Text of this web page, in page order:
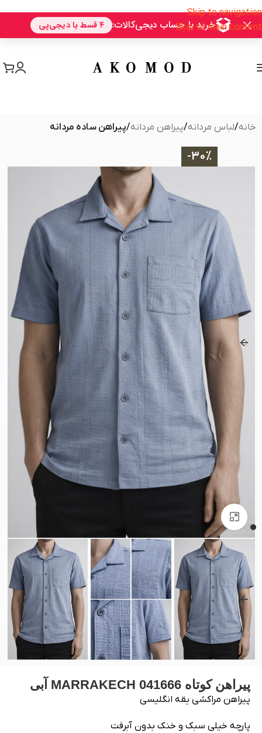
Skip to navigation
Skip to main content
خانه لباس مردانه پیراهن مردانه پیراهن ساده مردانه
-30%
بزرگنمایی تصویر
پیراهن کوتاه 041666‏ ‏MARRAKECH‏ ‏آبی
پیراهن مراکشی یقه انگلیسی
پارچه خیلی سبک و خنک بدون آبرفت